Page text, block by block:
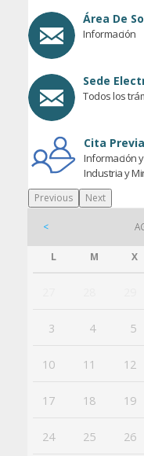
Área De
Información
Sede
Todos los
Cita Previa
Información
Industria y
Previous Next
<
L M X
3 4 5
10 11 12
17 18 19
24 25 26